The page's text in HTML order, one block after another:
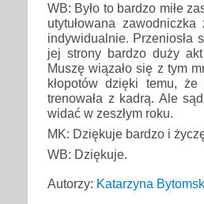
WB: Było to bardzo miłe
utytułowana
indywidualnie. Przeniosła
jej strony bardzo duży
Muszę wiązało się z tym
kłopotów dzięki temu,
trenowała z kadrą. Ale
widać w zeszłym roku.
MK: Dziękuje bardzo i
WB: Dziękuje.
Autorzy: Katarzyna